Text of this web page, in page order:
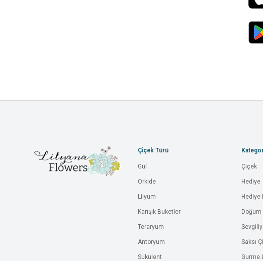
Çiçek Türü
Gül
Orkide
Lilyum
Karışık Buketler
Teraryum
Antoryum
Sukulent
Çiçek
Hediye
Hediye
Doğum
Saksı
Gurme